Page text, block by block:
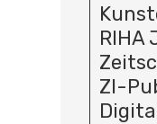
RIHA
ZI-